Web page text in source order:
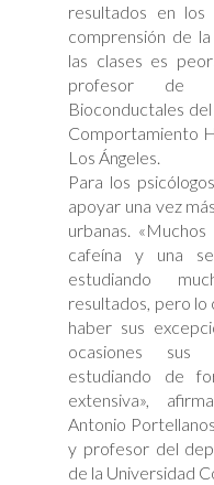
resultados en los
comprensión de
las clases es
profesor de
Bioconductales
Comportamiento
Los Ángeles.
Para los
apoyar una vez
urbanas.
cafeína y una
estudiando
resultados, pero lo
haber sus
ocasiones sus
estudiando de
extensiva»,
Antonio
y profesor del
de la Universidad